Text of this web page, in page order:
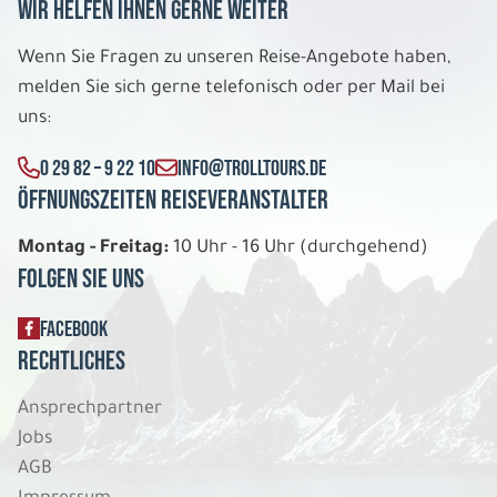
Wir helfen Ihnen gerne weiter
Wenn Sie Fragen zu unseren Reise-Angebote haben,
melden Sie sich gerne telefonisch oder per Mail bei
uns:
0 29 82 – 9 22 10 INFO@TROLLTOURS.DE
Öffnungszeiten Reiseveranstalter
Montag - Freitag: 10 Uhr - 16 Uhr (durchgehend)
Folgen Sie uns
FACEBOOK
Rechtliches
Ansprechpartner
Jobs
AGB